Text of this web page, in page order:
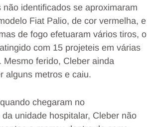
não identificados se aproximaram
Fiat Palio, de cor vermelha, e
de fogo efetuaram vários tiros, o
com 15 projeteis em várias
Mesmo ferido, Cleber ainda
alguns metros e caiu.
chegaram no
unidade hospitalar, Cleber não